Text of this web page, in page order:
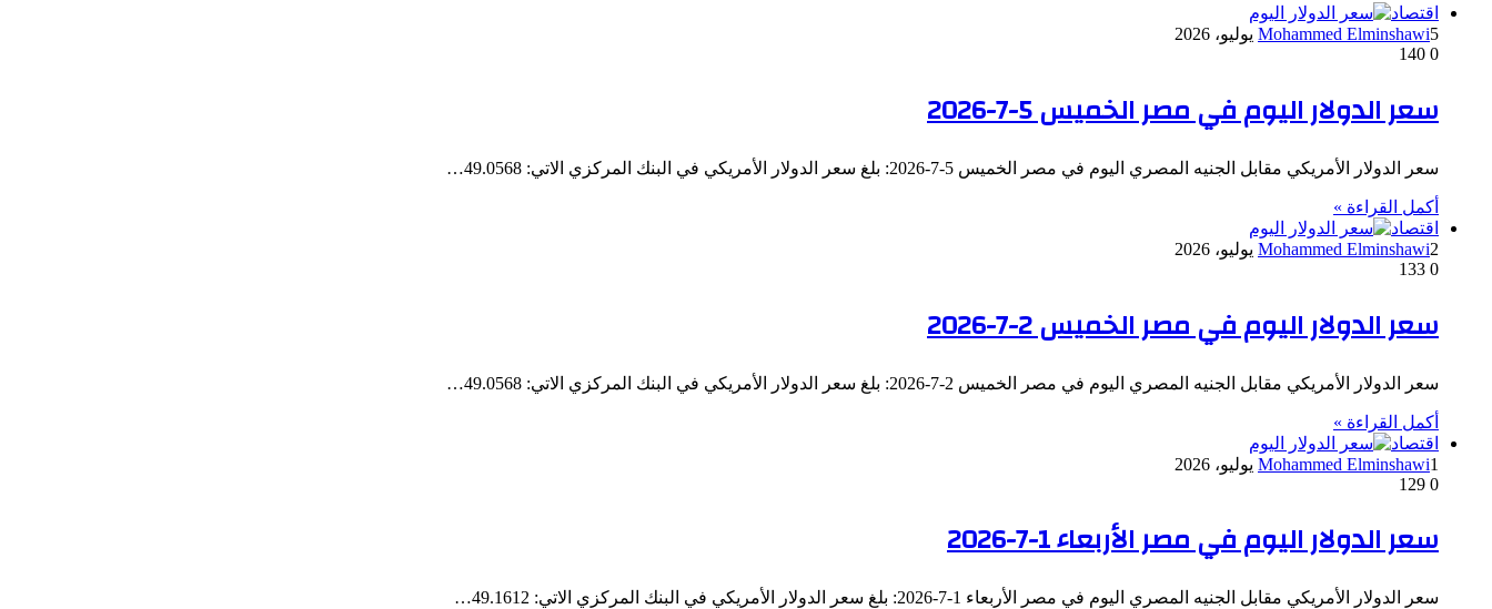
اقتصاد
Mohammed Elminshawi5 يوليو، 2026
0
سعر الدولار اليوم في مصر الخميس 5-7-2026
سعر الدولار الأمريكي مقابل الجنيه المصري اليوم في مصر الخميس 5-7-2026: بلغ سعر الدولار الأمريكي في البنك المركزي الاتي: 49.0568…
أكمل القراءة »
اقتصاد
Mohammed Elminshawi2 يوليو، 2026
0
سعر الدولار اليوم في مصر الخميس 2-7-2026
سعر الدولار الأمريكي مقابل الجنيه المصري اليوم في مصر الخميس 2-7-2026: بلغ سعر الدولار الأمريكي في البنك المركزي الاتي: 49.0568…
أكمل القراءة »
اقتصاد
Mohammed Elminshawi1 يوليو، 2026
0
سعر الدولار اليوم في مصر الأربعاء 1-7-2026
سعر الدولار الأمريكي مقابل الجنيه المصري اليوم في مصر الأربعاء 1-7-2026: بلغ سعر الدولار الأمريكي في البنك المركزي الاتي: 49.1612…